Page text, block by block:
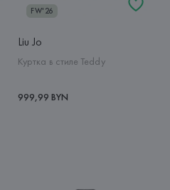
FW'26
Liu Jo
Куртка в стиле Teddy
999,99 BYN